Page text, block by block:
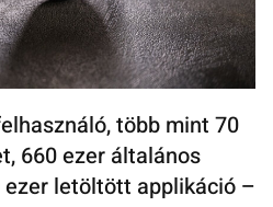
több mint 70
660 ezer általános
letöltött applikáció –